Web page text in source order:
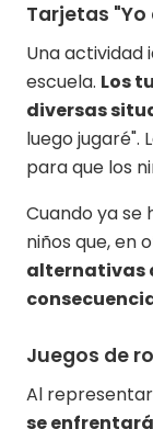
Tarjetas "Yo
Una actividad
escuela. Los
diversas
luego jugaré".
para que los
Cuando ya se
niños que, en
alternativas
Juegos de
Al
se